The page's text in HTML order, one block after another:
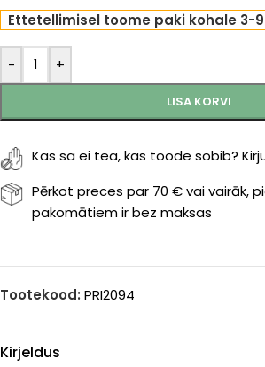
Ettetellimisel toome paki kohale 3-
- +
LISA KORVI
Kas sa ei tea, kas toode sobib?
Pērkot preces par 70 € vai vairāk,
pakomātiem ir bez maksas
Tootekood: PRI2094
Kirjeldus